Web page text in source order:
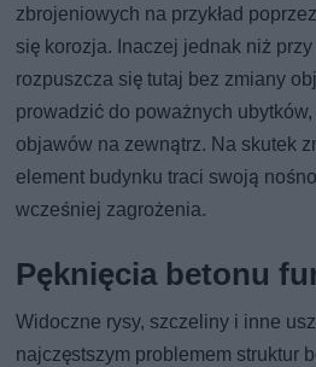
zbrojeniowych na przykład
się korozja. Inaczej jednak niż przy
rozpuszcza się tutaj bez zmiany
prowadzić do poważnych
objawów na zewnątrz. Na skutek
element budynku traci swoją
wcześniej zagrożenia.
Pęknięcia betonu
Widoczne rysy, szczeliny i inne
najczęstszym problemem struktur